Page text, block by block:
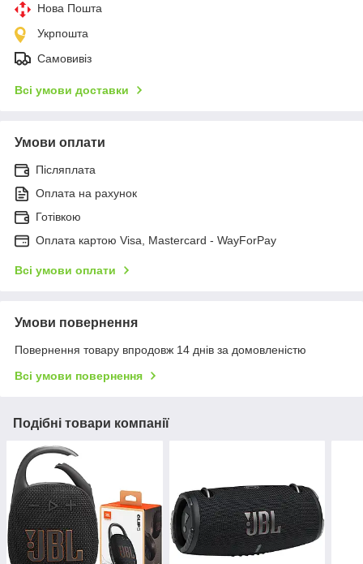
Нова Пошта
Укрпошта
Самовивіз
Всі умови доставки
Умови оплати
Післяплата
Оплата на рахунок
Готівкою
Оплата картою Visa, Mastercard - WayForPay
Всі умови оплати
Умови повернення
Повернення товару впродовж 14 днів за домовленістю
Всі умови повернення
Подібні товари компанії